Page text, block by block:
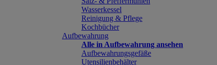
Wasserkessel
Reinigung & Pflege
Kochbücher
Aufbewahrung
Alle in Aufbewahrung ansehen
Aufbewahrungsgefäße
Utensilienbehälter